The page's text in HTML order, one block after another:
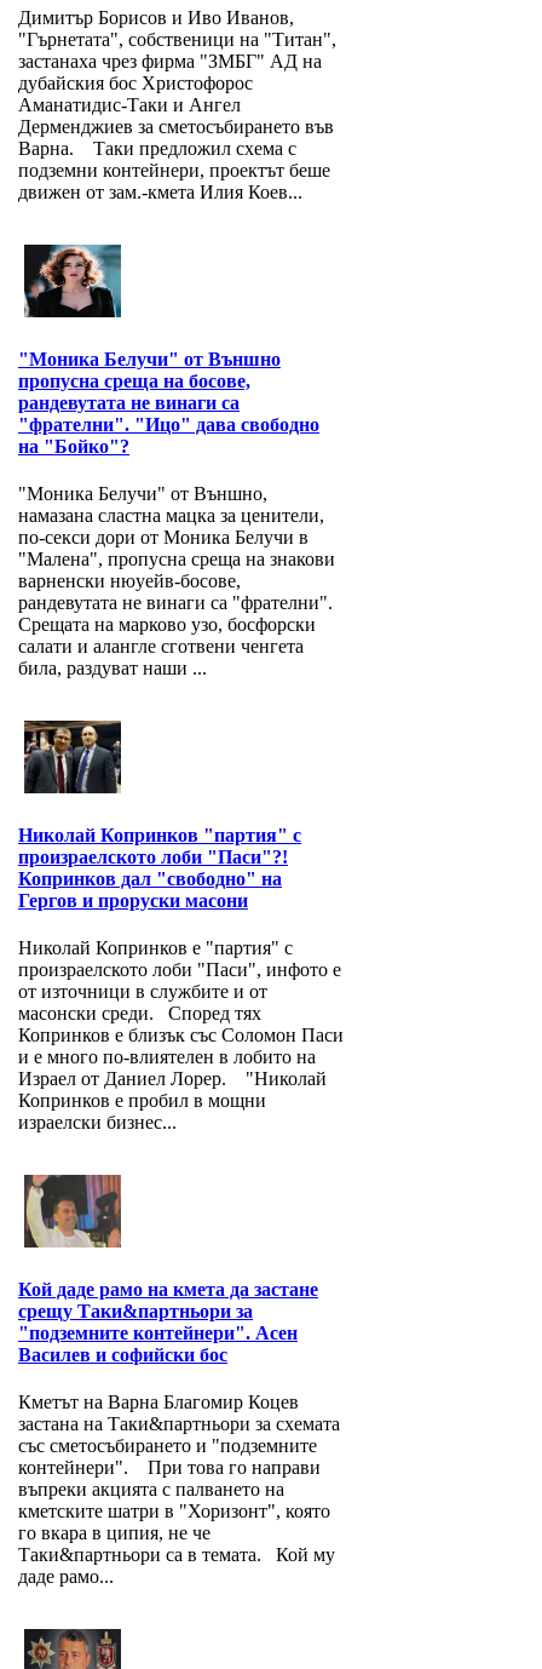
Димитър Борисов и Иво Иванов,
"Гърнетата", собственици на "Титан",
застанаха чрез фирма "ЗМБГ" АД на
дубайския бос Христофорос
Аманатидис-Таки и Ангел
Дерменджиев за сметосъбирането във
Варна. Таки предложил схема с
подземни контейнери, проектът беше
движен от зам.-кмета Илия Коев...
"Моника Белучи" от Външно
пропусна среща на босове,
рандевутата не винаги са
"фрателни". "Ицо" дава свободно
на "Бойко"?
"Моника Белучи" от Външно,
намазана сластна мацка за ценители,
по-секси дори от Моника Белучи в
"Малена", пропусна среща на знакови
варненски нюуейв-босове,
рандевутата не винаги са "фрателни".
Срещата на марково узо, босфорски
салати и алангле сготвени ченгета
била, раздуват наши ...
Николай Копринков "партия" с
произраелското лоби "Паси"?!
Копринков дал "свободно" на
Гергов и проруски масони
Николай Копринков е "партия" с
произраелското лоби "Паси", инфото е
от източници в службите и от
масонски среди. Според тях
Копринков е близък със Соломон Паси
и е много по-влиятелен в лобито на
Израел от Даниел Лорер. "Николай
Копринков е пробил в мощни
израелски бизнес...
Кой даде рамо на кмета да застане
срещу Таки&партньори за
"подземните контейнери". Асен
Василев и софийски бос
Кметът на Варна Благомир Коцев
застана на Таки&партньори за схемата
със сметосъбирането и "подземните
контейнери". При това го направи
въпреки акцията с палването на
кметските шатри в "Хоризонт", която
го вкара в ципия, не че
Таки&партньори са в темата. Кой му
даде рамо...